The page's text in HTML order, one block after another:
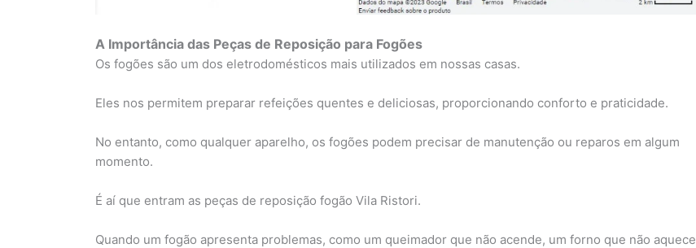
A Importância das Peças de Reposição para Fogões
Os fogões são um dos eletrodomésticos mais utilizados em nossas casas.
Eles nos permitem preparar refeições quentes e deliciosas, proporcionando conforto e praticidade.
No entanto, como qualquer aparelho, os fogões podem precisar de manutenção ou reparos em algum
momento.
É aí que entram as peças de reposição fogão Vila Ristori.
Quando um fogão apresenta problemas, como um queimador que não acende, um forno que não aquece